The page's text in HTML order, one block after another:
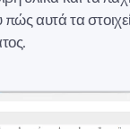
αυτά τα